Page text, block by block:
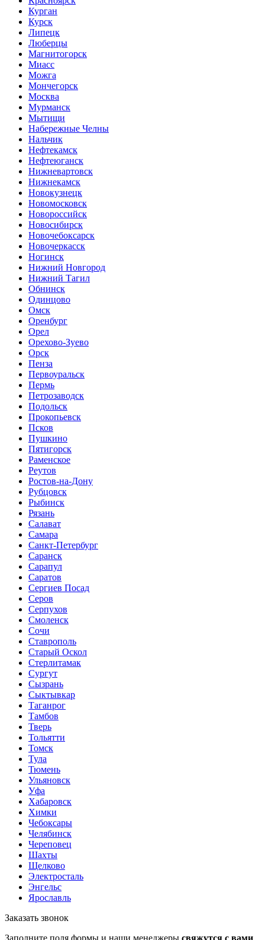
Курган
Курск
Липецк
Люберцы
Магнитогорск
Миасс
Можга
Мончегорск
Москва
Мурманск
Мытищи
Набережные Челны
Нальчик
Нефтекамск
Нефтеюганск
Нижневартовск
Нижнекамск
Новокузнецк
Новомосковск
Новороссийск
Новосибирск
Новочебоксарск
Новочеркасск
Ногинск
Нижний Новгород
Нижний Тагил
Обнинск
Одинцово
Омск
Оренбург
Орел
Орехово-Зуево
Орск
Пенза
Первоуральск
Пермь
Петрозаводск
Подольск
Прокопьевск
Псков
Пушкино
Пятигорск
Раменское
Реутов
Ростов-на-Дону
Рубцовск
Рыбинск
Рязань
Салават
Самара
Санкт-Петербург
Саранск
Сарапул
Саратов
Сергиев Посад
Серов
Серпухов
Смоленск
Сочи
Ставрополь
Старый Оскол
Стерлитамак
Сургут
Сызрань
Сыктывкар
Таганрог
Тамбов
Тверь
Тольятти
Томск
Тула
Тюмень
Ульяновск
Уфа
Хабаровск
Химки
Чебоксары
Челябинск
Череповец
Шахты
Щелково
Электросталь
Энгельс
Ярославль
Заказать звонок